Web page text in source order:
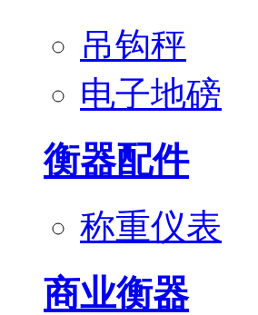
吊钩秤
电子地磅
衡器配件
称重仪表
商业衡器